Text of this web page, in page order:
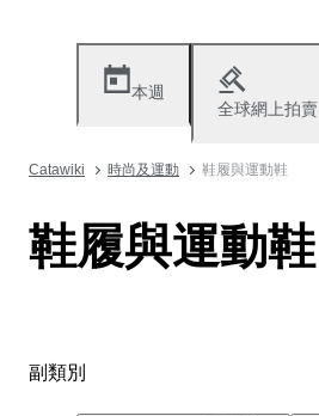
本週
全球網上拍賣
Catawiki 時尚及運動 鞋履與運動鞋
鞋履與運動鞋
副類別